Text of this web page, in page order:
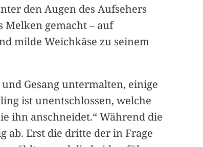
den Augen des Aufsehers
Melken gemacht – auf
milde Weichkäse zu seinem
Gesang untermalten, einige
ist unentschlossen, welche
ihn anschneidet.“ Während die
ab. Erst die dritte der in Frage